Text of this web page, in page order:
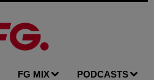
FG MIX PODCASTS